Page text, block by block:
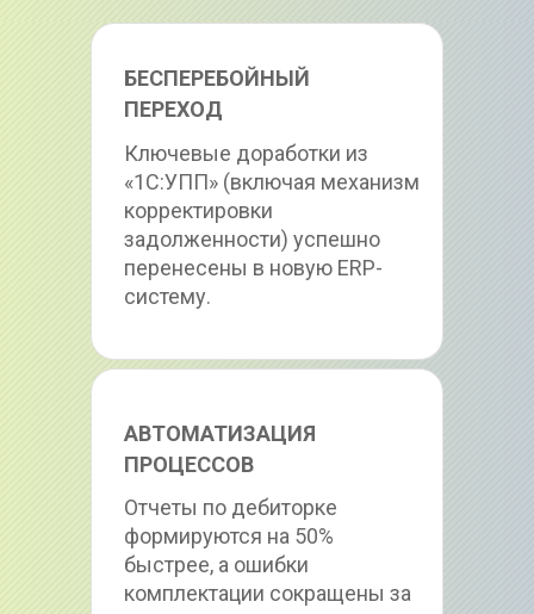
Ключевые доработки из
«1С:УПП» (включая механизм
корректировки
задолженности) успешно
перенесены в новую ERP-
систему.
БЕСПЕРЕБОЙНЫЙ
ПЕРЕХОД
АВТОМАТИЗАЦИЯ
ПРОЦЕССОВ
Отчеты по дебиторке
формируются на 50%
быстрее, а ошибки
комплектации сокращены за